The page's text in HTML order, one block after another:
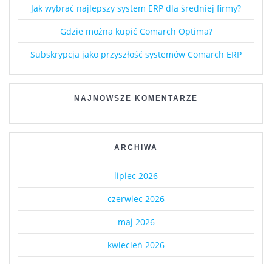
Jak wybrać najlepszy system ERP dla średniej firmy?
Gdzie można kupić Comarch Optima?
Subskrypcja jako przyszłość systemów Comarch ERP
NAJNOWSZE KOMENTARZE
ARCHIWA
lipiec 2026
czerwiec 2026
maj 2026
kwiecień 2026